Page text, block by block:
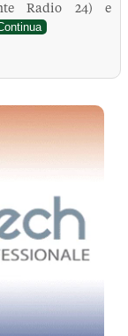
Radio 24) e